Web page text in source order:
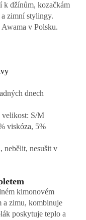
k džínům, kozačkám
zimní stylingy.
v Polsku.
dnech
velikost: S/M
viskóza, 5%
nebělit, nesušit v
kimonovém
a zimu, kombinuje
poskytuje teplo a